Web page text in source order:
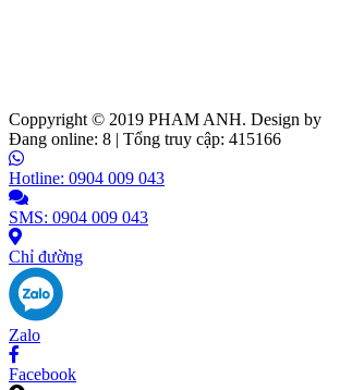
Coppyright © 2019 PHAM ANH. Design by
Đang online: 8 | Tổng truy cập: 415166
Hotline: 0904 009 043
SMS: 0904 009 043
Chỉ đường
Zalo
Facebook